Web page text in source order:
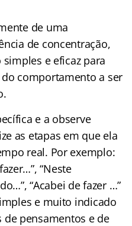
de uma
de concentração,
e eficaz para
comportamento a ser
e a observe
as etapas em que ela
real. Por exemplo:
“Neste
“Acabei de fazer …”
e muito indicado
pensamentos e de